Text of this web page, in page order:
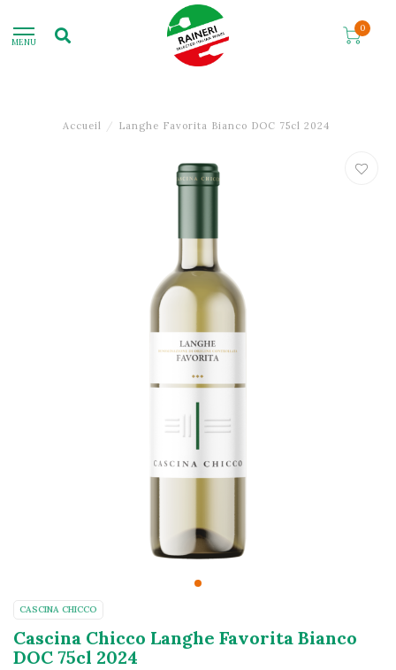
MENU
0
Accueil / Langhe Favorita Bianco DOC 75cl 2024
CASCINA CHICCO
Cascina Chicco Langhe Favorita Bianco
DOC 75cl 2024